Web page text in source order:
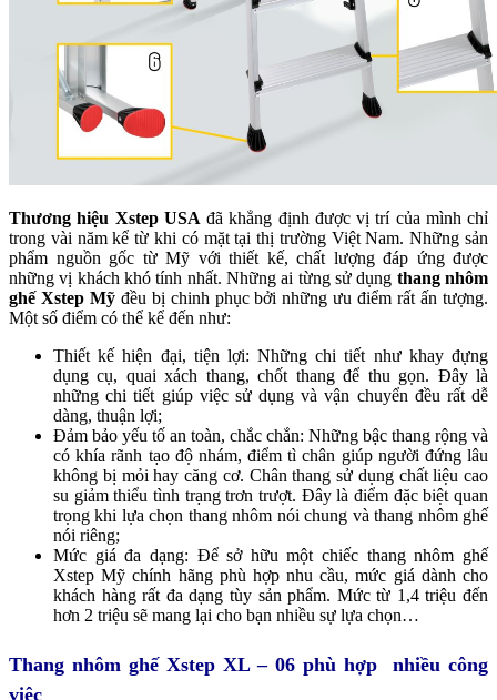
Thương hiệu Xstep USA đã khẳng định được vị trí của mình chỉ
trong vài năm kể từ khi có mặt tại thị trường Việt Nam. Những sản
phẩm nguồn gốc từ Mỹ với thiết kế, chất lượng đáp ứng được
những vị khách khó tính nhất. Những ai từng sử dụng thang nhôm
ghế Xstep Mỹ đều bị chinh phục bởi những ưu điểm rất ấn tượng.
Một số điểm có thể kể đến như:
Thiết kế hiện đại, tiện lợi: Những chi tiết như khay đựng
dụng cụ, quai xách thang, chốt thang để thu gọn. Đây là
những chi tiết giúp việc sử dụng và vận chuyển đều rất dễ
dàng, thuận lợi;
Đảm bảo yếu tố an toàn, chắc chắn: Những bậc thang rộng và
có khía rãnh tạo độ nhám, điểm tì chân giúp người đứng lâu
không bị mỏi hay căng cơ. Chân thang sử dụng chất liệu cao
su giảm thiểu tình trạng trơn trượt. Đây là điểm đặc biệt quan
trọng khi lựa chọn thang nhôm nói chung và thang nhôm ghế
nói riêng;
Mức giá đa dạng: Để sở hữu một chiếc thang nhôm ghế
Xstep Mỹ chính hãng phù hợp nhu cầu, mức giá dành cho
khách hàng rất đa dạng tùy sản phẩm. Mức từ 1,4 triệu đến
hơn 2 triệu sẽ mang lại cho bạn nhiều sự lựa chọn…
Thang nhôm ghế Xstep XL – 06 phù hợp nhiều công
việc